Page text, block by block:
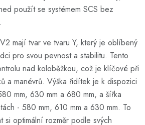
použít se systémem SCS bez
mají tvar ve tvaru Y, který je oblíbený
pro svou pevnost a stabilitu. Tento
nad koloběžkou, což je klíčové při
a manévrů. Výška řidítek je k dispozici
mm, 630 mm a 680 mm, a šířka
- 580 mm, 610 mm a 630 mm. To
si optimální rozměr podle svých